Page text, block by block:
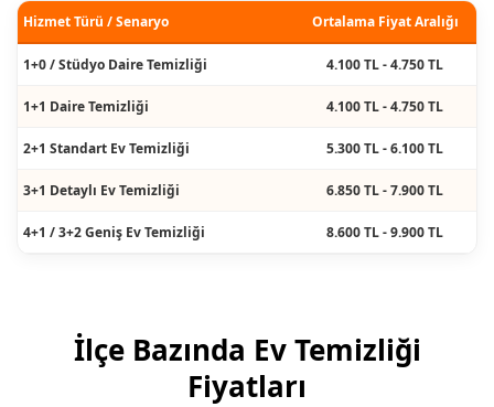
Hizmet Türü / Senaryo Ortalama Fiyat Aralığı
1+0 / Stüdyo Daire Temizliği 4.100 TL - 4.750 TL
1+1 Daire Temizliği 4.100 TL - 4.750 TL
2+1 Standart Ev Temizliği 5.300 TL - 6.100 TL
3+1 Detaylı Ev Temizliği 6.850 TL - 7.900 TL
4+1 / 3+2 Geniş Ev Temizliği 8.600 TL - 9.900 TL
İlçe Bazında Ev Temizliği
Fiyatları